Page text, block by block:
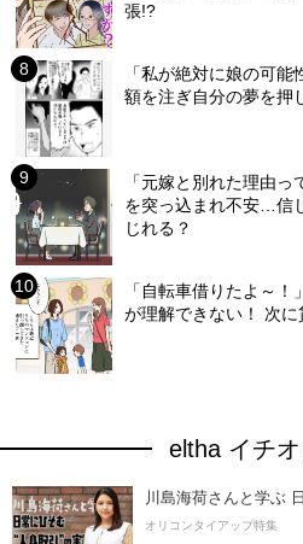
張!?
「私が絶対に娘の可
額を注ぎ自分の夢を押
「元嫁と別れた理由
を突っ込まれ不安…信
じれる？
「自転車借りたよ～
が理解できない！ 次
eltha イチ
川島海荷さんと学ぶ
オリコンタイアップ特集